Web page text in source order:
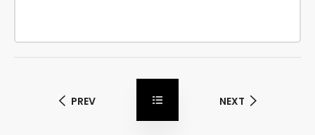
PREV NEXT